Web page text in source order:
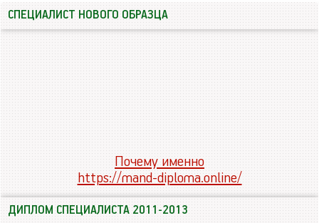
СПЕЦИАЛИСТ НОВОГО ОБРАЗЦА
Почему именно
https://mand-diploma.online/
ДИПЛОМ СПЕЦИАЛИСТА 2011-2013